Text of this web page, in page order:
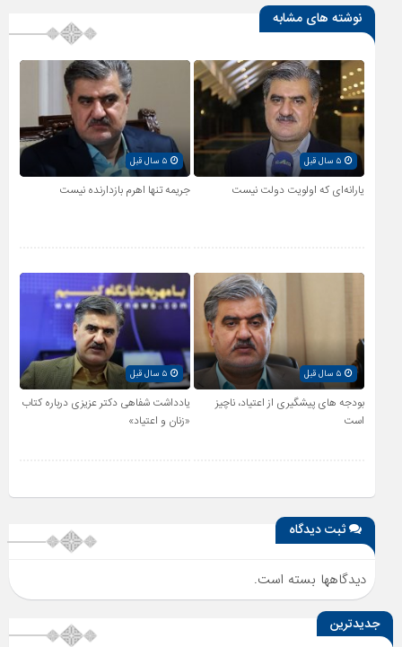
نوشته های مشابه
۵ سال قبل
یارانه‌ای که اولویت دولت نیست
۵ سال قبل
جریمه تنها اهرم بازدارنده نیست
۵ سال قبل
بودجه های پیشگیری از اعتیاد، ناچیز
است
۵ سال قبل
یادداشت شفاهی دکتر عزیزی درباره کتاب
«زنان و اعتیاد»
ثبت دیدگاه
دیدگاهها بسته است.
جدیدترین